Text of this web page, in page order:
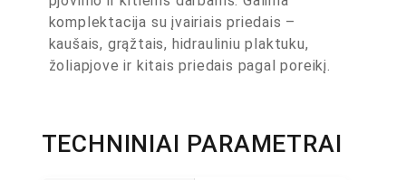
komplektacija su įvairiais priedais –
kaušais, grąžtais, hidrauliniu plaktuku,
žoliapjove ir kitais priedais pagal poreikį.
TECHNINIAI PARAMETRAI